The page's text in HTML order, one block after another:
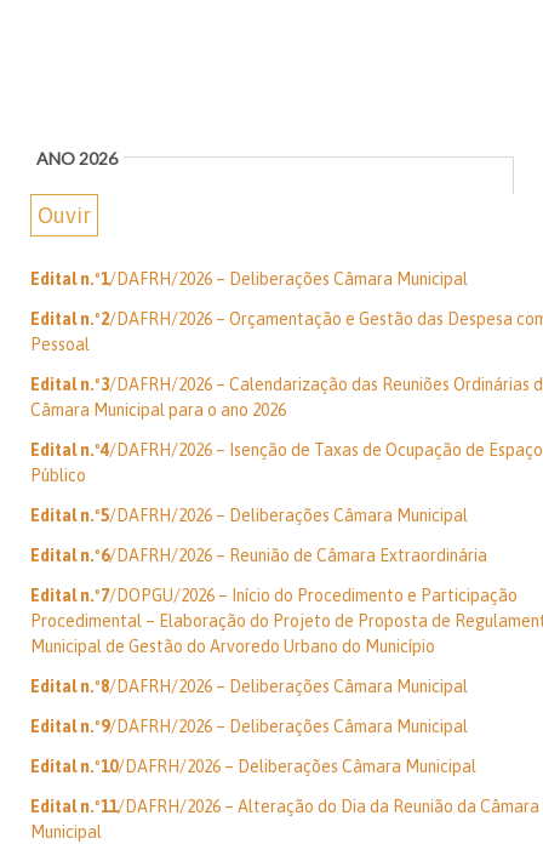
ANO 2026
Ouvir
Edital n.º1/DAFRH/2026 – Deliberações Câmara Municipal
Edital n.º2/DAFRH/2026 – Orçamentação e Gestão das Despesa
Pessoal
Edital n.º3/DAFRH/2026 – Calendarização das Reuniões Ordinárias
Câmara Municipal para o ano 2026
Edital n.º4/DAFRH/2026 – Isenção de Taxas de Ocupação de Espaço
Público
Edital n.º5/DAFRH/2026 – Deliberações Câmara Municipal
Edital n.º6/DAFRH/2026 – Reunião de Câmara Extraordinária
Edital n.º7/DOPGU/2026 – Início do Procedimento e Participação
Procedimental – Elaboração do Projeto de Proposta de
Municipal de Gestão do Arvoredo Urbano do Município
Edital n.º8/DAFRH/2026 – Deliberações Câmara Municipal
Edital n.º9/DAFRH/2026 – Deliberações Câmara Municipal
Edital n.º10/DAFRH/2026 – Deliberações Câmara Municipal
Edital n.º11/DAFRH/2026 – Alteração do Dia da Reunião da Câmara
Municipal